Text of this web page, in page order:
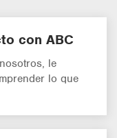
con ABC
le
lo que